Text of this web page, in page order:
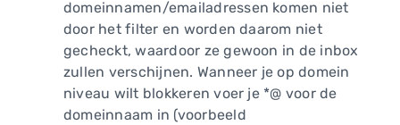
domeinnamen/emailadressen komen niet
door het filter en worden daarom niet
gecheckt, waardoor ze gewoon in de inbox
zullen verschijnen. Wanneer je op domein
niveau wilt blokkeren voer je *@ voor de
domeinnaam in (voorbeeld